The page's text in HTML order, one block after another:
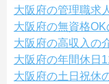
大阪府の管理職求
大阪府の無資格
大阪府の高収入の
大阪府の年間休日
大阪府の土日祝休